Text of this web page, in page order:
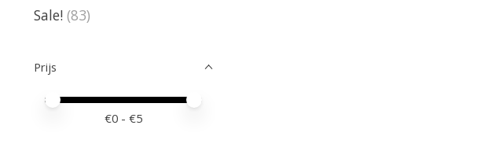
Sale! (83)
Prijs
Minimale prijswaarde
Price maximum value
€0 - €5